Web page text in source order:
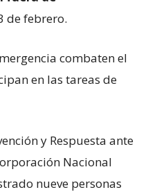
de febrero.
combaten el
en las tareas de
y Respuesta ante
Nacional
nueve personas